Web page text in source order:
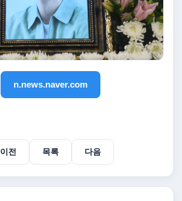
n.news.naver.com
이전 목록 다음